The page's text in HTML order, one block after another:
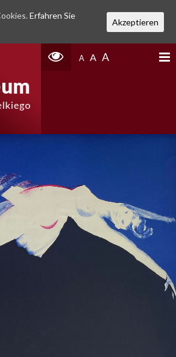
A A A
Erfahren Sie
Akzeptieren